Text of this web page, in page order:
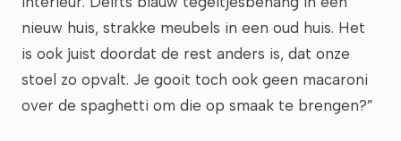
nieuw huis, strakke meubels in een oud huis. Het
is ook juist doordat de rest anders is, dat onze
stoel zo opvalt. Je gooit toch ook geen macaroni
over de spaghetti om die op smaak te brengen?”